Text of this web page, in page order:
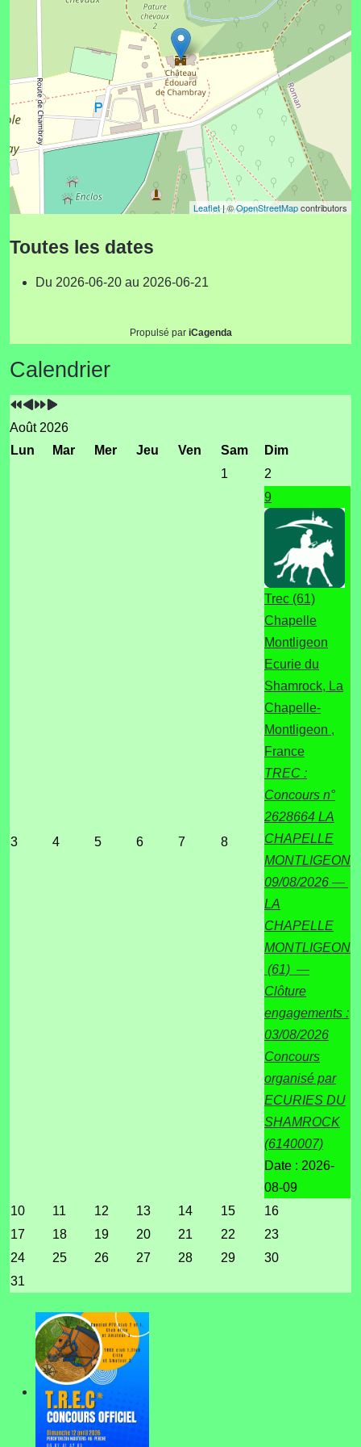
Leaflet| ©OpenStreetMapcontributors
Toutes les dates
Du 2026-06-20 au 2026-06-21
Propulsé par iCagenda
Calendrier
Année
précédente
Mois
précédent
Année
suivante
suivant
Août 2026
Lun
Mar Mer Jeu Ven Sam
Dim
1
2
3 4 5 6 7 8
9
Trec (61)
Chapelle
Montligeon
Ecurie du
Shamrock, La
Chapelle-
Montligeon ,
France
TREC :
Concours n°
2628664 LA
CHAPELLE
MONTLIGEON
09/08/2026 —
LA
CHAPELLE
MONTLIGEON
(61) —
Clôture
engagements :
03/08/2026
Concours
organisé par
ECURIES DU
SHAMROCK
(6140007)
Date : 2026-
08-09
10
11 12 13 14 15
16
17
18 19 20 21 22
23
24
25 26 27 28 29
30
31